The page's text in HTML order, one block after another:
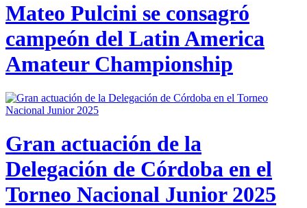
Mateo Pulcini se consagró
campeón del Latin America
Amateur Championship
Gran actuación de la
Delegación de Córdoba en el
Torneo Nacional Junior 2025